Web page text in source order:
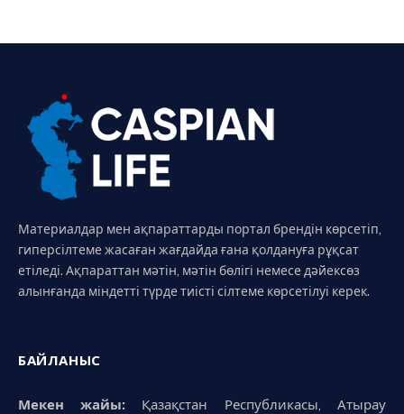
Материалдар мен ақпараттарды портал брендін көрсетіп,
гиперсілтеме жасаған жағдайда ғана қолдануға рұқсат
етіледі. Ақпараттан мәтін, мәтін бөлігі немесе дәйексөз
алынғанда міндетті түрде тиісті сілтеме көрсетілуі керек.
БАЙЛАНЫС
Мекен жайы:Қазақстан Республикасы, Атырау